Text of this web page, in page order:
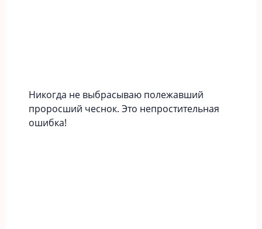
Никогда не выбрасываю полежавший
проросший чеснок. Это непростительная
ошибка!